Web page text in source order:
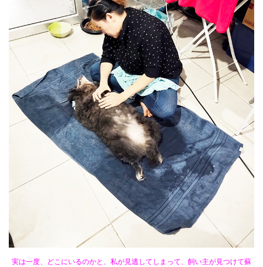
実は一度、どこにいるのかと、私が見逃してしまって、飼い主が見つけて蘇